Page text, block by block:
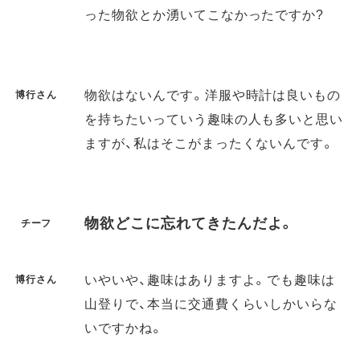
った物欲とか湧いてこなかったですか?
博行さん
物欲はないんです。洋服や時計は良いもの
を持ちたいっていう趣味の人も多いと思い
ますが、私はそこがまったくないんです。
チーフ 物欲どこに忘れてきたんだよ。
博行さん
いやいや、趣味はありますよ。でも趣味は
山登りで、本当に交通費くらいしかいらな
いですかね。